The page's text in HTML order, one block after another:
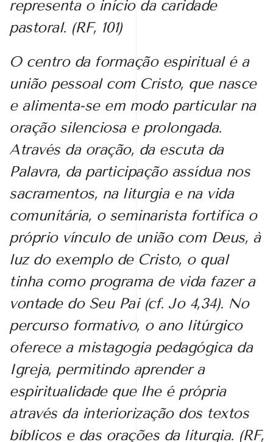
representa o início da caridade
pastoral. (RF, 101)
O centro da formação espiritual é a
união pessoal com Cristo, que nasce
e alimenta-se em modo particular na
oração silenciosa e prolongada.
Através da oração, da escuta da
Palavra, da participação assídua nos
sacramentos, na liturgia e na vida
comunitária, o seminarista fortifica o
próprio vínculo de união com Deus, à
luz do exemplo de Cristo, o qual
tinha como programa de vida fazer a
vontade do Seu Pai (cf. Jo 4,34). No
percurso formativo, o ano litúrgico
oferece a mistagogia pedagógica da
Igreja, permitindo aprender a
espiritualidade que lhe é própria
através da interiorização dos textos
bíblicos e das orações da liturgia. (RF,